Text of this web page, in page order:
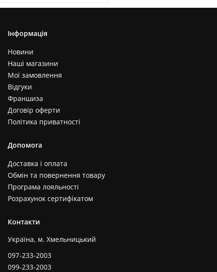
Інформація
Новини
Наші магазини
Мої замовлення
Відгуки
Франшиза
Договір оферти
Політика приватності
Допомога
Доставка і оплата
Обмін та повернення товару
Програма лояльності
Розрахунок сертифікатом
Контакти
Україна, м. Хмельницький
097-233-2003
099-233-2003